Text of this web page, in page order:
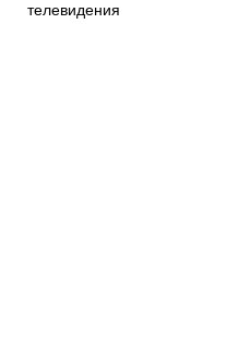
телевидения